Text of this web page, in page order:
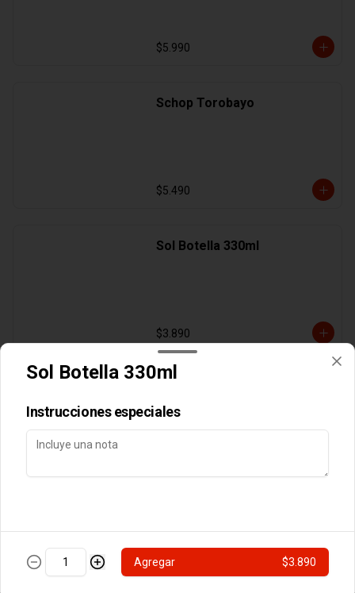
$5.990
Schop Torobayo
$5.490
Sol Botella 330ml
$3.890
Postres
Sol Botella 330ml
Instrucciones especiales
Agregar $3.890